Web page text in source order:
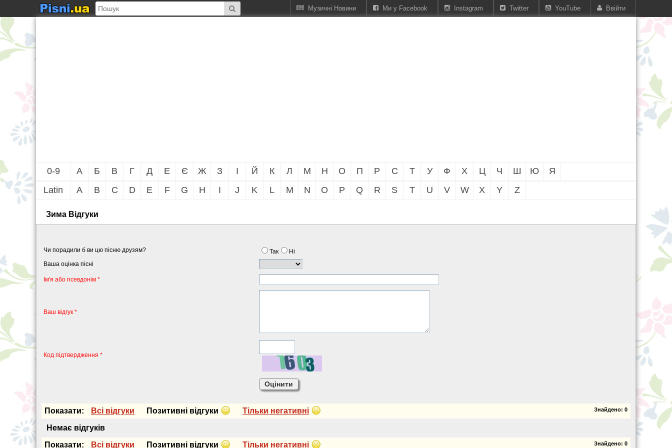
Ввійти
YouTube
Twitter
Instagram
Ми у Facebook
Музичні Новини
0-9 А Б В Г Д Е Є Ж З І Й К Л М Н О П Р С Т У Ф Х Ц Ч Ш Ю
Я
Latin
A B C D E F G H I J K L M N O P Q R S T U V W X Y Z
Зима Вiдгуки
Чи порадили б ви цю пісню друзям? Так
Нi
Ваша оцінка пісні
Iм'я або псевдонiм *
Ваш відгук *
Код підтвердження *
Знайдено: 0
Показати: Всi вiдгуки Позитивнi вiдгуки
Тiльки негативнi
Немає вiдгукiв
Знайдено: 0
Показати: Всi вiдгуки Позитивнi вiдгуки Тiльки негативнi